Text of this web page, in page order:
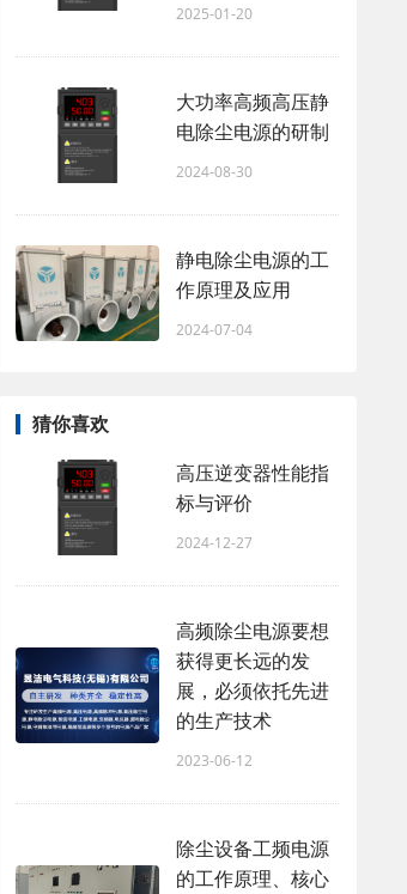
2025-01-20
大功率高频高压静
电除尘电源的研制
2024-08-30
静电除尘电源的工
作原理及应用
2024-07-04
猜你喜欢
高压逆变器性能指
标与评价
2024-12-27
高频除尘电源要想
获得更长远的发
展，必须依托先进
的生产技术
2023-06-12
除尘设备工频电源
的工作原理、核心